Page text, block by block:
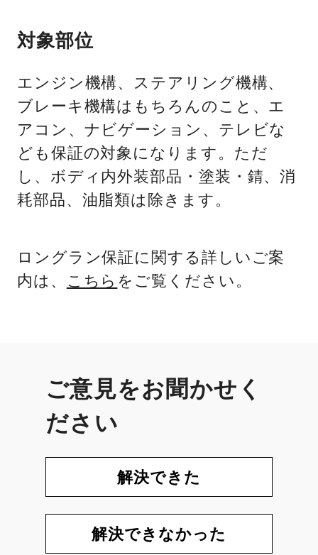
対象部位
エンジン機構、ステアリング機構、
ブレーキ機構はもちろんのこと、エ
アコン、ナビゲーション、テレビな
ども保証の対象になります。ただ
し、ボディ内外装部品・塗装・錆、消
耗部品、油脂類は除きます。
ロングラン保証に関する詳しいご案
内は、 こちら をご覧ください。
ご意見をお聞かせく
ださい
解決できた
解決できなかった